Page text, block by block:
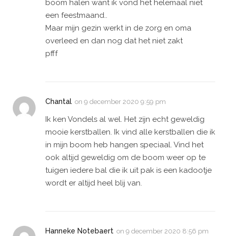
boom halen want ik vond het helemaal niet
een feestmaand..
Maar mijn gezin werkt in de zorg en oma
overleed en dan nog dat het niet zakt
pfff
Chantal on 9 december 2020 9:59 pm
Ik ken Vondels al wel. Het zijn echt geweldig
mooie kerstballen. Ik vind alle kerstballen die ik
in mijn boom heb hangen speciaal. Vind het
ook altijd geweldig om de boom weer op te
tuigen iedere bal die ik uit pak is een kadootje
wordt er altijd heel blij van.
Hanneke Notebaert on 9 december 2020 8:56 pm